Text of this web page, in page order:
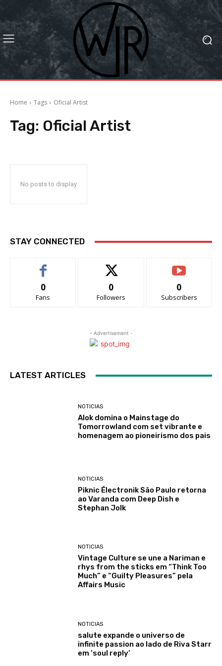
Home Tags Oficial Artist
Tag: Oficial Artist
No posts to display
STAY CONNECTED
0
Fans
0
Followers
0
Subscribers
- Advertisement -
LATEST ARTICLES
NOTICIAS
Alok domina o Mainstage do
Tomorrowland com set vibrante e
homenagem ao pioneirismo dos pais
NOTICIAS
Piknic Électronik São Paulo retorna
ao Varanda com Deep Dish e
Stephan Jolk
NOTICIAS
Vintage Culture se une a Nariman e
rhys from the sticks em “Think Too
Much” e “Guilty Pleasures” pela
Affairs Music
NOTICIAS
salute expande o universo de
infinite passion ao lado de Riva Starr
em ‘soul reply’